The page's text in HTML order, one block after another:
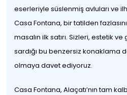
eserleriyle süslenmiş avluları ve
Casa Fontana, bir tatilden
masalın ilk satırı. Sizleri, estetik ve
sardığı bu benzersiz konaklama
olmaya davet ediyoruz.
Casa Fontana, Alaçatı’nın tam